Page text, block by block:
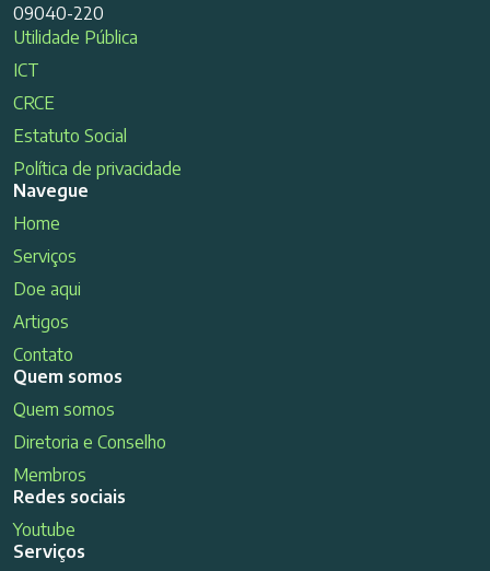
09040-220
Utilidade Pública
ICT
CRCE
Estatuto Social
Política de privacidade
Navegue
Home
Serviços
Doe aqui
Artigos
Contato
Quem somos
Quem somos
Diretoria e Conselho
Membros
Redes sociais
Youtube
Serviços